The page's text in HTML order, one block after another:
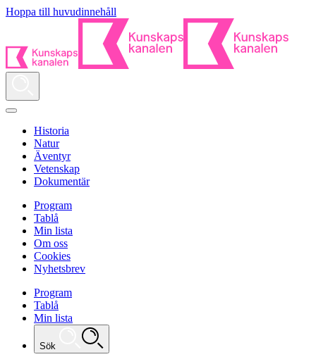
Hoppa till huvudinnehåll
Historia
Natur
Äventyr
Vetenskap
Dokumentär
Program
Tablå
Min lista
Om oss
Cookies
Nyhetsbrev
Program
Tablå
Min lista
Sök